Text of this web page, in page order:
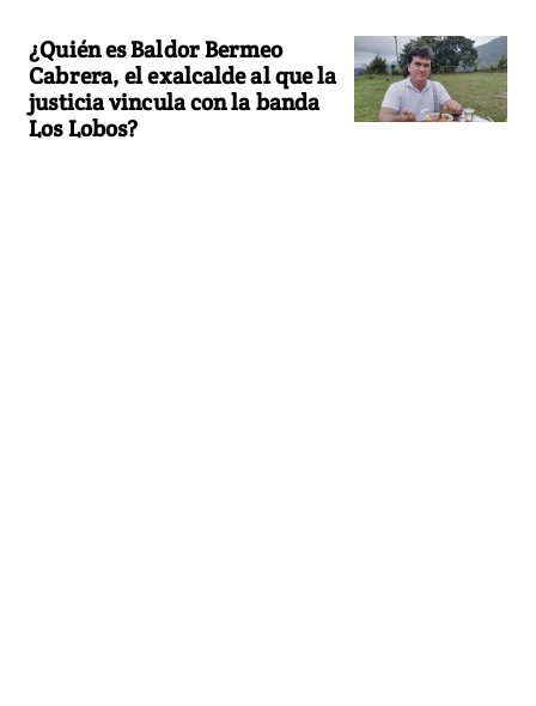
¿Quién es Baldor Bermeo
Cabrera, el exalcalde al que la
justicia vincula con la banda
Los Lobos?